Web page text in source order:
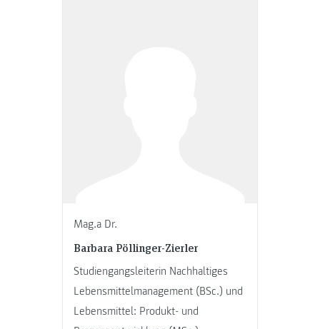
Mag.a Dr.
Barbara Pöllinger-Zierler
Studiengangsleiterin Nachhaltiges
Lebensmittelmanagement (BSc.) und
Lebensmittel: Produkt- und